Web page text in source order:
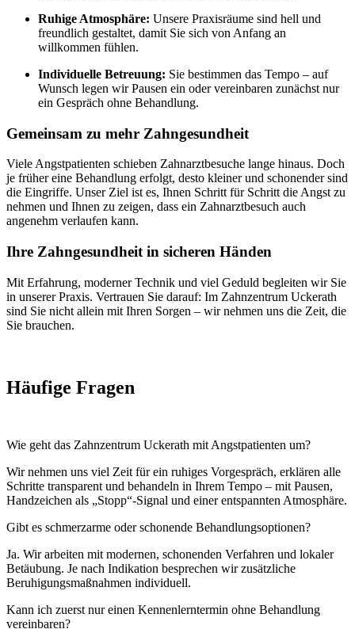
Ruhige Atmosphäre: Unsere Praxisräume sind hell und
freundlich gestaltet, damit Sie sich von Anfang an
willkommen fühlen.
Individuelle Betreuung: Sie bestimmen das Tempo – auf
Wunsch legen wir Pausen ein oder vereinbaren zunächst nur
ein Gespräch ohne Behandlung.
Gemeinsam zu mehr Zahngesundheit
Viele Angstpatienten schieben Zahnarztbesuche lange hinaus. Doch
je früher eine Behandlung erfolgt, desto kleiner und schonender sind
die Eingriffe. Unser Ziel ist es, Ihnen Schritt für Schritt die Angst zu
nehmen und Ihnen zu zeigen, dass ein Zahnarztbesuch auch
angenehm verlaufen kann.
Ihre Zahngesundheit in sicheren Händen
Mit Erfahrung, moderner Technik und viel Geduld begleiten wir Sie
in unserer Praxis. Vertrauen Sie darauf: Im Zahnzentrum Uckerath
sind Sie nicht allein mit Ihren Sorgen – wir nehmen uns die Zeit, die
Sie brauchen.
Häufige Fragen
Wie geht das Zahnzentrum Uckerath mit Angstpatienten um?
Wir nehmen uns viel Zeit für ein ruhiges Vorgespräch, erklären alle
Schritte transparent und behandeln in Ihrem Tempo – mit Pausen,
Handzeichen als „Stopp“-Signal und einer entspannten Atmosphäre.
Gibt es schmerzarme oder schonende Behandlungsoptionen?
Ja. Wir arbeiten mit modernen, schonenden Verfahren und lokaler
Betäubung. Je nach Indikation besprechen wir zusätzliche
Beruhigungsmaßnahmen individuell.
Kann ich zuerst nur einen Kennenlerntermin ohne Behandlung
vereinbaren?